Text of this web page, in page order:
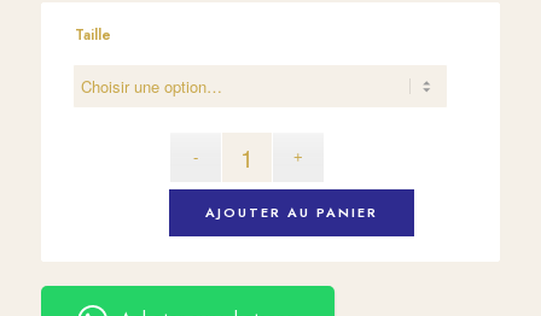
Taille
AJOUTER AU PANIER